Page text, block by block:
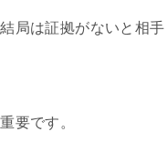
局は証拠がないと相
要です。